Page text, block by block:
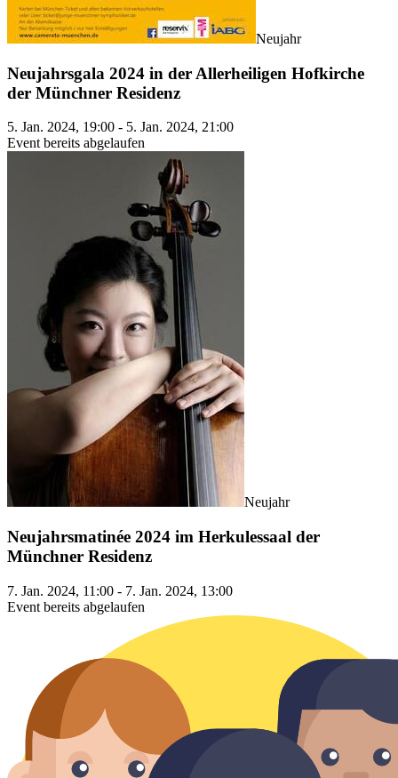
Neujahr
Neujahrsgala 2024 in der Allerheiligen Hofkirche
der Münchner Residenz
5. Jan. 2024, 19:00 - 5. Jan. 2024, 21:00
Event bereits abgelaufen
Neujahr
Neujahrsmatinée 2024 im Herkulessaal der
Münchner Residenz
7. Jan. 2024, 11:00 - 7. Jan. 2024, 13:00
Event bereits abgelaufen